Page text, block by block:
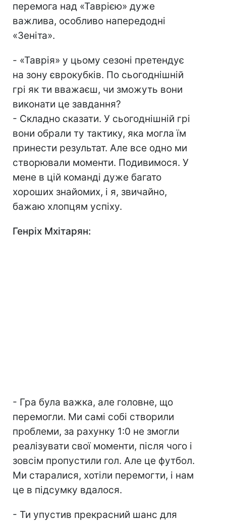
перемога над «Таврією» дуже
важлива, особливо напередодні
«Зеніта».
- «Таврія» у цьому сезоні претендує
на зону єврокубків. По сьогоднішній
грі як ти вважаєш, чи зможуть вони
виконати це завдання?
- Складно сказати. У сьогоднішній грі
вони обрали ту тактику, яка могла їм
принести результат. Але все одно ми
створювали моменти. Подивимося. У
мене в цій команді дуже багато
хороших знайомих, і я, звичайно,
бажаю хлопцям успіху.
Генріх Мхітарян:
- Гра була важка, але головне, що
перемогли. Ми самі собі створили
проблеми, за рахунку 1:0 не змогли
реалізувати свої моменти, після чого і
зовсім пропустили гол. Але це футбол.
Ми старалися, хотіли перемогти, і нам
це в підсумку вдалося.
- Ти упустив прекрасний шанс для